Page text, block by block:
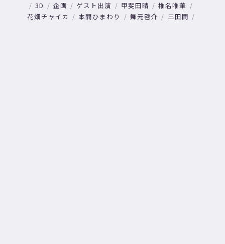
3D 企画 ゲスト出演 甲斐田晴
椎名唯華
花畑チャイカ
本間ひまわり 舞元啓介 三田間